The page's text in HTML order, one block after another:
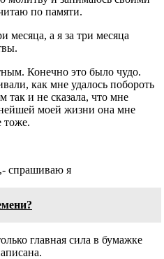
по памяти.
месяца, а я за три месяца
Конечно это было чудо.
как мне удалось побороть
так и не сказала, что мне
моей жизни она мне
тоже.
спрашиваю я
главная сила в бумажке